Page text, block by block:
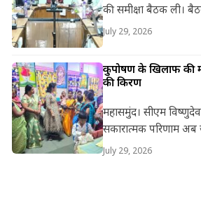
की समीक्षा बैठक ली।
July 29, 2026
कुपोषण के खिलाफ की
की किरण
महासमुंद। सीएम
सकारात्मक परिणाम अब
July 29, 2026